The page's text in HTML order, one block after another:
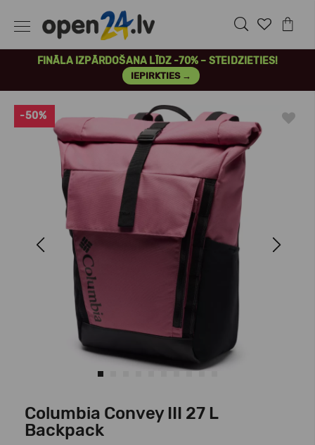
FINĀLA IZPĀRDOŠANA LĪDZ -70% – STEIDZIETIES!
IEPIRKTIES →
Previous Next
-50%
Columbia Convey III 27 L
Backpack